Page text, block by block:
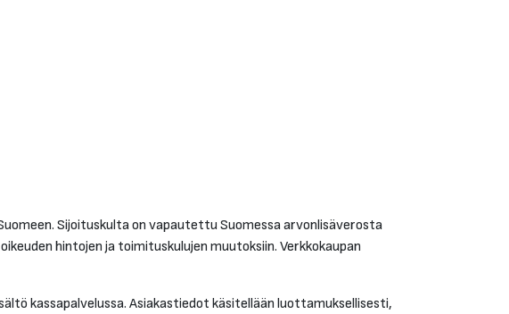
Sijoituskulta on vapautettu Suomessa arvonlisäverosta
hintojen ja toimituskulujen muutoksiin. Verkkokaupan
kassapalvelussa. Asiakastiedot käsitellään luottamuksellisesti,